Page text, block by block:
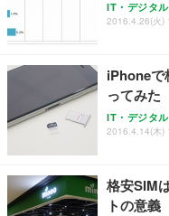
ッシュ 通
ス圧無段階
HOOTER
グモニター
ュラー 200
IT・デジタル
2016.4.26(火)
iPhoneで
ってみた
IT・デジタル
2016.4.14(木)
格安SIM
トの意義